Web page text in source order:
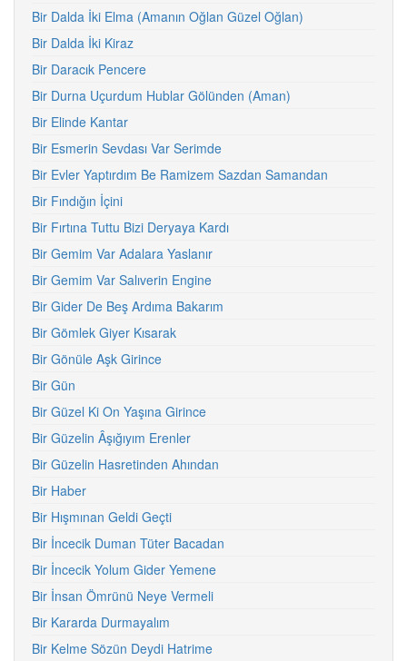
Bir Dalda İki Elma (Amanın Oğlan Güzel Oğlan)
Bir Dalda İki Kiraz
Bir Daracık Pencere
Bir Durna Uçurdum Hublar Gölünden (Aman)
Bir Elinde Kantar
Bir Esmerin Sevdası Var Serimde
Bir Evler Yaptırdım Be Ramizem Sazdan Samandan
Bir Fındığın İçini
Bir Fırtına Tuttu Bizi Deryaya Kardı
Bir Gemim Var Adalara Yaslanır
Bir Gemim Var Salıverin Engine
Bir Gider De Beş Ardıma Bakarım
Bir Gömlek Giyer Kısarak
Bir Gönüle Aşk Girince
Bir Gün
Bir Güzel Ki On Yaşına Girince
Bir Güzelin Âşığıyım Erenler
Bir Güzelin Hasretinden Ahından
Bir Haber
Bir Hışmınan Geldi Geçti
Bir İncecik Duman Tüter Bacadan
Bir İncecik Yolum Gider Yemene
Bir İnsan Ömrünü Neye Vermeli
Bir Kararda Durmayalım
Bir Kelme Sözün Deydi Hatrime